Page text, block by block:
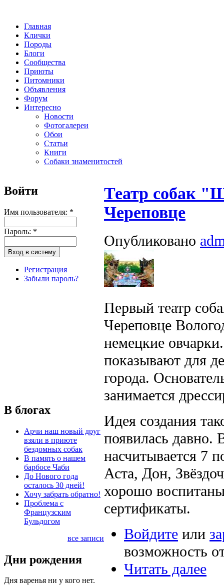
Главная
Клички
Породы
Блоги
Сообщества
Приюты
Питомники
Объявления
Форум
Интересно
Новости
Фотогалереи
Обои
Статьи
Книги
Собаки знаменитостей
Войти
Имя пользователя: *
Пароль: *
Регистрация
Забыли пароль?
В блогах
Арчи наш новый друг
взяли в приюте
бездомных собак
В память о нашем
барбосе Чаби
До Нового года
осталось 30 дней!
Хочу забрать обратно!
Проблема с
Французским
Бульдогом
все записи
Дни рождения
Дня варенья ни у кого нет.
Театр собак
Череповце
Опубликовано
Первый театр
Череповце
немецкие
показывают для
города.
занимается
Идея создания
появилась давно.
насчитывается 7
Аста, Дон,
хорошо
сертификаты.
Войдите или
возможность
Читать далее